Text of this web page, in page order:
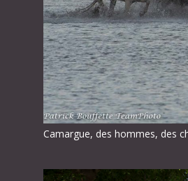
Camargue, des hommes, des